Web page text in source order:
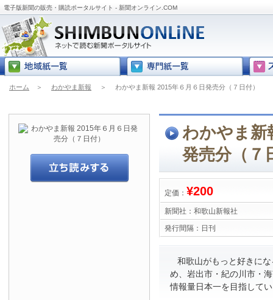
電子版新聞の販売・購読ポータルサイト - 新聞オンライン.COM
ホーム ＞ わかやま新報 ＞ わかやま新報 2015年６月６日発売分（７日付）
わかやま新
発売分（７
定価： ¥200
新聞社： 和歌山新報社
発行間隔： 日刊
和歌山がもっと好きに
め、岩出市・紀の川市・
情報量日本一を目指して